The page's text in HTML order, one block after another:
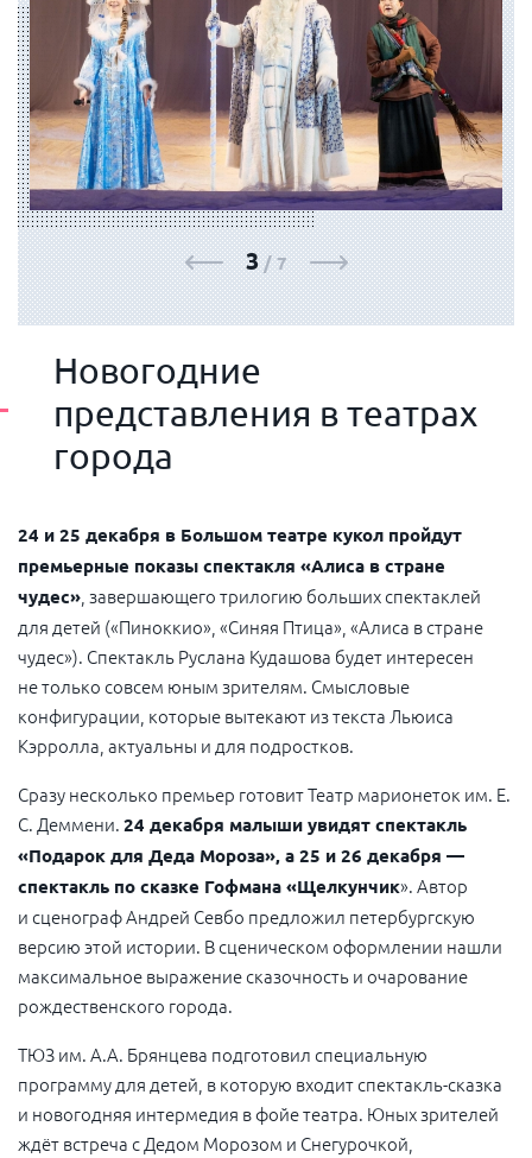
ФОТОГАЛЕРЕЯ
3/7
Новогодние
представления в театрах
города
24 и 25 декабря в Большом театре кукол пройдут
премьерные показы спектакля «Алиса в стране
чудес» , завершающего трилогию больших спектаклей
для детей («Пиноккио», «Синяя Птица», «Алиса в стране
чудес»). Спектакль Руслана Кудашова будет интересен
не только совсем юным зрителям. Смысловые
конфигурации, которые вытекают из текста Льюиса
Кэрролла, актуальны и для подростков.
Сразу несколько премьер готовит Театр марионеток им. Е.
С. Деммени. 24 декабря малыши увидят спектакль
«Подарок для Деда Мороза», а 25 и 26 декабря —
спектакль по сказке Гофмана «Щелкунчик». Автор
и сценограф Андрей Севбо предложил петербургскую
версию этой истории. В сценическом оформлении нашли
максимальное выражение сказочность и очарование
рождественского города.
ТЮЗ им. А.А. Брянцева подготовил специальную
программу для детей, в которую входит спектакль-сказка
и новогодняя интермедия в фойе театра. Юных зрителей
ждёт встреча с Дедом Морозом и Снегурочкой,